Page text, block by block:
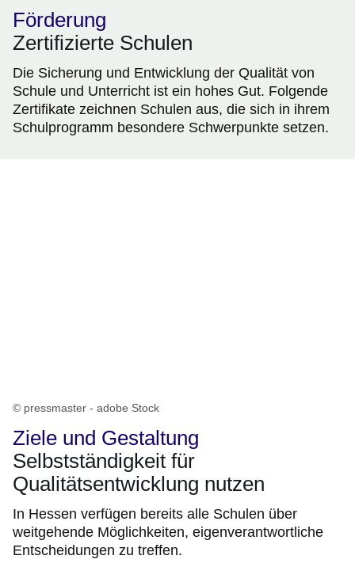
Förderung
Zertifizierte Schulen
Die Sicherung und Entwicklung der Qualität von
Schule und Unterricht ist ein hohes Gut. Folgende
Zertifikate zeichnen Schulen aus, die sich in ihrem
Schulprogramm besondere Schwerpunkte setzen.
© pressmaster - adobe Stock
Ziele und Gestaltung
Selbstständigkeit für
Qualitätsentwicklung nutzen
In Hessen verfügen bereits alle Schulen über
weitgehende Möglichkeiten, eigenverantwortliche
Entscheidungen zu treffen.